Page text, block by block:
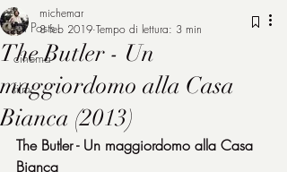
All Posts
cinema
film
The Butler - Un
maggiordomo alla Casa
Bianca (2013)
michemar
8 feb 2019 Tempo di lettura: 3 min
The Butler - Un maggiordomo alla Casa
Bianca